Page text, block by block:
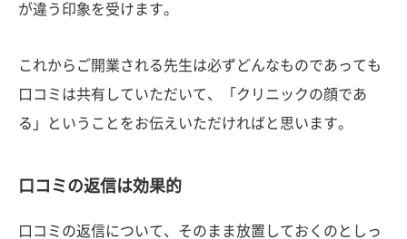
が違う印象を受けます。
これからご開業される先生は必ずどんなものであっても
口コミは共有していただいて、「クリニックの顔であ
る」ということをお伝えいただければと思います。
口コミの返信は効果的
口コミの返信について、そのまま放置しておくのとしっ